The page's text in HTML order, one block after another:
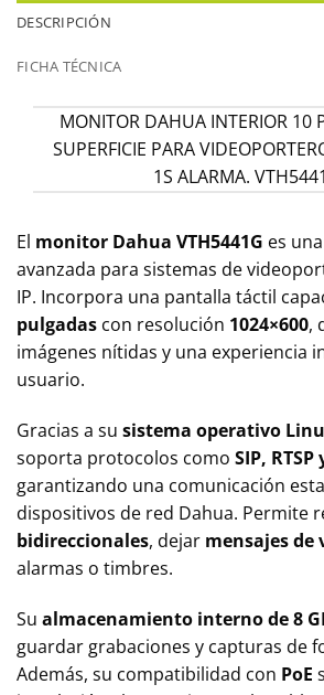
DESCRIPCIÓN
FICHA TÉCNICA
MONITOR DAHUA INTERIOR 10
SUPERFICIE PARA
1S ALARMA.
El monitor Dahua VTH5441G es
avanzada para sistemas de
IP. Incorpora una pantalla táctil
pulgadas con resolución 1024×600,
imágenes nítidas y una experiencia
usuario.
Gracias a su sistema operativo
soporta protocolos como SIP, RTSP
garantizando una comunicación
dispositivos de red Dahua. Permite
bidireccionales, dejar mensajes de
alarmas o timbres.
Su almacenamiento interno de 8
guardar grabaciones y capturas de
Además, su compatibilidad con PoE